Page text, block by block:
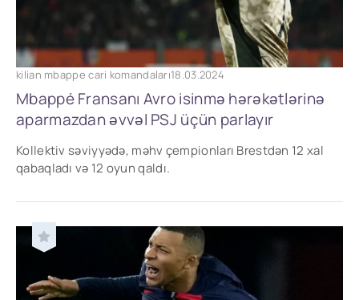
kilian mbappe cari komandaları18.03.2024
Mbappé Fransanı Avro isinmə hərəkətlərinə
aparmazdan əvvəl PSJ üçün parlayır
Kollektiv səviyyədə, məhv çempionları Brestdən 12 xal
qabaqladı və 12 oyun qaldı.